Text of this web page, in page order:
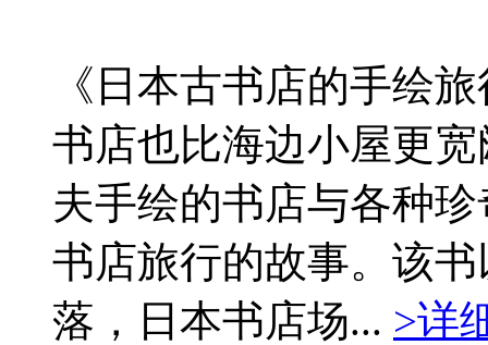
《日本古书店的手绘
书店也比海边小屋更
夫手绘的书店与各种
书店旅行的故事。该
落，日本书店场... >详